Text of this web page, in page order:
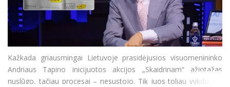
Kažkada griausmingai Lietuvoje prasidėjusios visuomenininko
Andriaus Tapino inicijuotos akcijos „Skaidrinam“ ažiotažas
nuslūgo, tačiau procesai – nesustojo. Tik juos toliau vykdo jau